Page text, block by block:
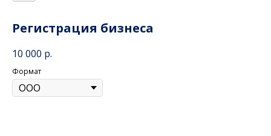
Регистрация бизнеса
10 000 р.
Формат